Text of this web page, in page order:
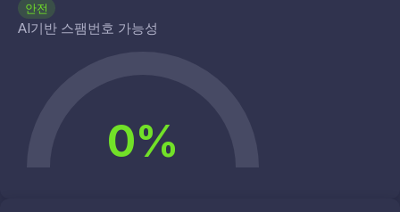
안전
AI기반 스팸번호 가능성
0%